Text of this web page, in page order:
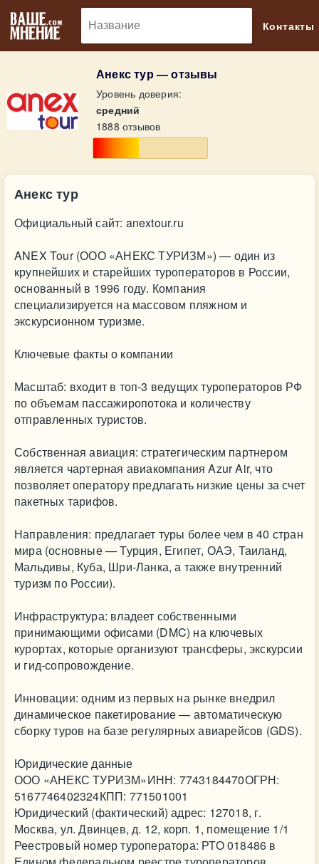
Контакты
Анекс тур — отзывы
Уровень доверия:
средний
1888 отзывов
Анекс тур
Официальный сайт: anextour.ru
ANEX Tour (ООО «АНЕКС ТУРИЗМ») — один из
крупнейших и старейших туроператоров в России,
основанный в 1996 году. Компания
специализируется на массовом пляжном и
экскурсионном туризме.
Ключевые факты о компании
Масштаб: входит в топ-3 ведущих туроператоров РФ
по объемам пассажиропотока и количеству
отправленных туристов.
Собственная авиация: стратегическим партнером
является чартерная авиакомпания Azur Air, что
позволяет оператору предлагать низкие цены за счет
пакетных тарифов.
Направления: предлагает туры более чем в 40 стран
мира (основные — Турция, Египет, ОАЭ, Таиланд,
Мальдивы, Куба, Шри-Ланка, а также внутренний
туризм по России).
Инфраструктура: владеет собственными
принимающими офисами (DMC) на ключевых
курортах, которые организуют трансферы, экскурсии
и гид-сопровождение.
Инновации: одним из первых на рынке внедрил
динамическое пакетирование — автоматическую
сборку туров на базе регулярных авиарейсов (GDS).
Юридические данные
ООО «АНЕКС ТУРИЗМ»ИНН: 7743184470ОГРН:
5167746402324КПП: 771501001
Юридический (фактический) адрес: 127018, г.
Москва, ул. Двинцев, д. 12, корп. 1, помещение 1/1
Реестровый номер туроператора: РТО 018486 в